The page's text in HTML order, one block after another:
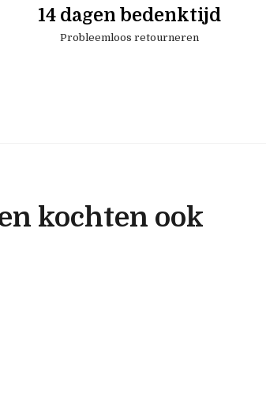
14 dagen bedenktijd
Probleemloos retourneren
kochten ook